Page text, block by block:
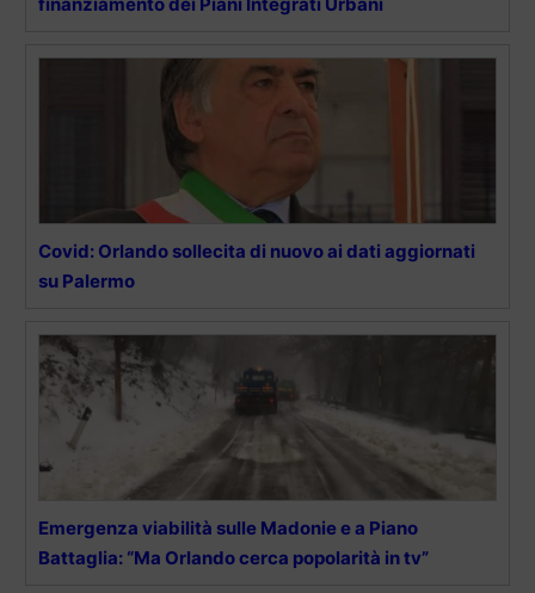
Covid: Orlando sollecita di nuovo ai dati aggiornati
su Palermo
Emergenza viabilità sulle Madonie e a Piano
Battaglia: “Ma Orlando cerca popolarità in tv”